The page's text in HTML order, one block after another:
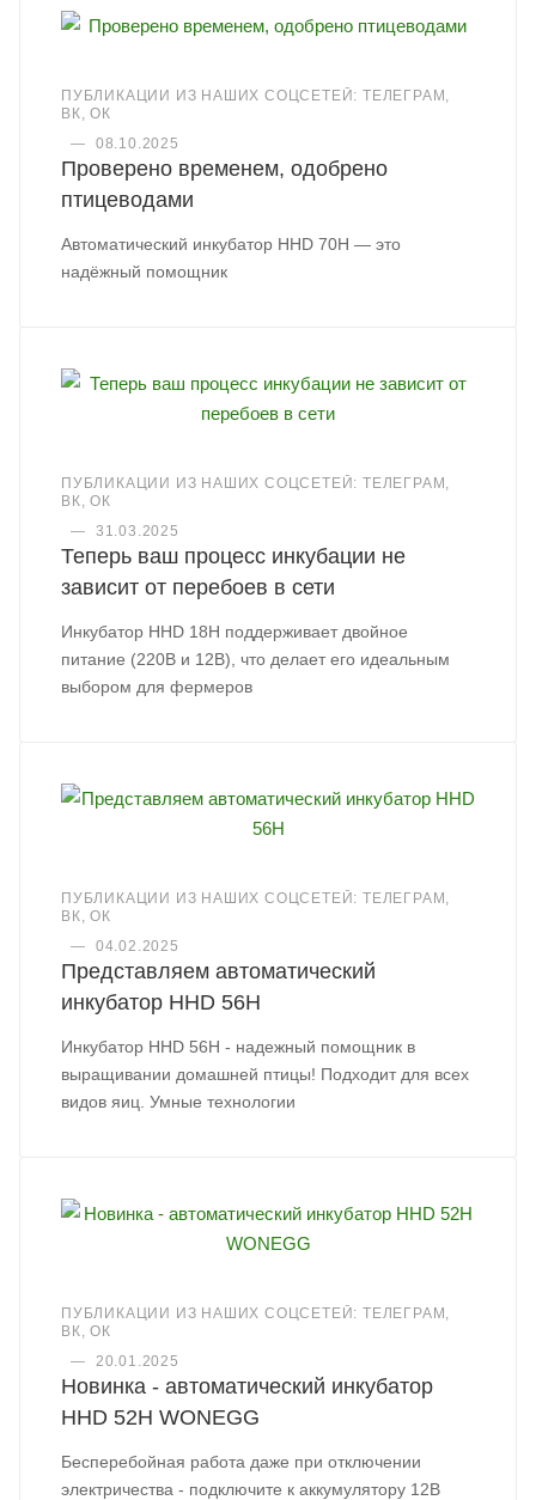
ПУБЛИКАЦИИ ИЗ НАШИХ СОЦСЕТЕЙ: ТЕЛЕГРАМ,
ВК, ОК
—
08.10.2025
Проверено временем, одобрено
птицеводами
Автоматический инкубатор HHD 70H — это
надёжный помощник
ПУБЛИКАЦИИ ИЗ НАШИХ СОЦСЕТЕЙ: ТЕЛЕГРАМ,
ВК, ОК
—
31.03.2025
Теперь ваш процесс инкубации не
зависит от перебоев в сети
Инкубатор HHD 18H поддерживает двойное
питание (220В и 12В), что делает его идеальным
выбором для фермеров
ПУБЛИКАЦИИ ИЗ НАШИХ СОЦСЕТЕЙ: ТЕЛЕГРАМ,
ВК, ОК
—
04.02.2025
Представляем автоматический
инкубатор HHD 56H
Инкубатор HHD 56H - надежный помощник в
выращивании домашней птицы! Подходит для всех
видов яиц. Умные технологии
ПУБЛИКАЦИИ ИЗ НАШИХ СОЦСЕТЕЙ: ТЕЛЕГРАМ,
ВК, ОК
—
20.01.2025
Новинка - автоматический инкубатор
HHD 52H WONEGG
Бесперебойная работа даже при отключении
электричества - подключите к аккумулятору 12В